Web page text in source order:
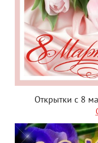
Открытки с 8